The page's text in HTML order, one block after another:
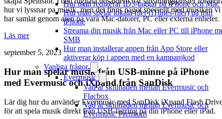
Hur man redigerar ID3-taggar på iPhone och Mac
Hur man spelar lokala filer (iTunes-filer) på min
iPhone
Streama din musik från Mac eller PC till iPhone
SMB
Hur man installerar appen från App Store eller
aktiverar köp i appen med en kampanjkod
Vanliga frågor
Evermusic
Vad är skillnaden mellan Evermusic och
Flacbox
Vad är skillnaden mellan Evermusic och
Evermusic Premium
hur vi lyssnar pa musik, men det finns nagot speciellt med musiken vi
har samlat genom aren pa vara Mac-datorer, PC eller externa enheter.
Läs mer
september 5, 2023
Hur man spelar musik från USB-minne på iPhone
med Evermusic och iXpand från SanDisk
Lär dig hur du använder Evermusic med SanDisk iXpand Flash
för att spela musik direkt från USB-lagring på din iPhone eller iPad.